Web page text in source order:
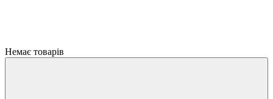
Немає товарів